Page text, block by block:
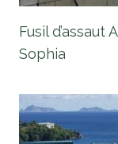
Fusil d’assaut
Sophia